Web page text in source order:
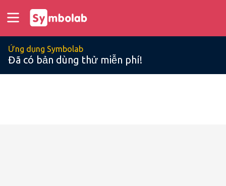
Ứng dụng Symbolab
Đã có bản dùng thử miễn phí!